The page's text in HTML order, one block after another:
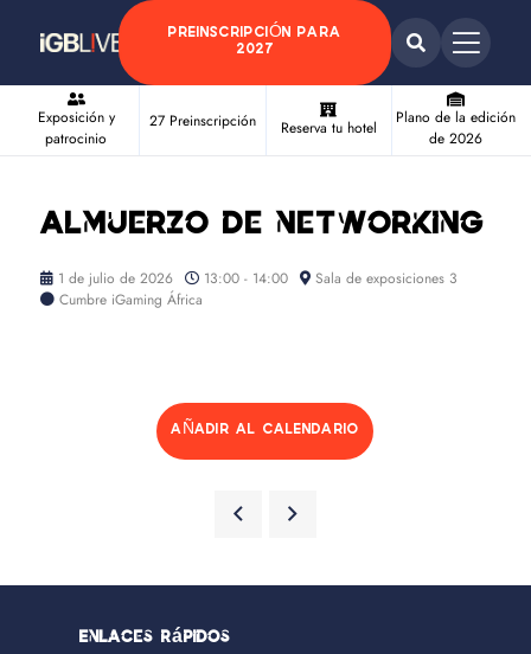
PREINSCRIPCIÓN PARA
2027
Exposición y
patrocinio
27 Preinscripción Reserva tu hotel
Plano de la edición
de 2026
Almuerzo de networking
1 de julio de 2026 13:00 - 14:00
Sala de exposiciones 3
Cumbre iGaming África
AÑADIR AL CALENDARIO
Enlaces rápidos